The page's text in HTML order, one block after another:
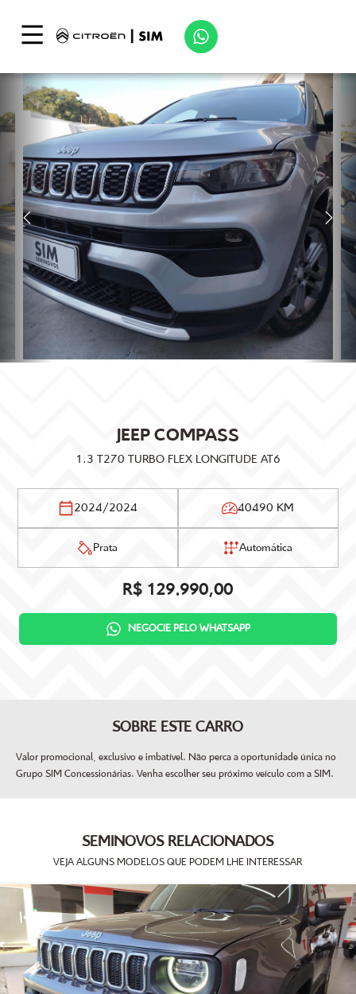
JEEP COMPASS
1.3 T270 TURBO FLEX LONGITUDE AT6
2024/2024 40490 KM
Prata Automática
R$ 129.990,00
NEGOCIE PELO WHATSAPP
SOBRE ESTE CARRO
Valor promocional, exclusivo e imbatível. Não perca a oportunidade única no
Grupo SIM Concessionárias. Venha escolher seu próximo veículo com a SIM.
SEMINOVOS RELACIONADOS
VEJA ALGUNS MODELOS QUE PODEM LHE INTERESSAR